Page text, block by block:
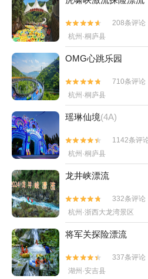


252条评论
杭州·桐庐县
虎啸峡激流探险漂流


208条评论
杭州·桐庐县
OMG心跳乐园


710条评论
杭州·桐庐县
瑶琳仙境(4A)


1142条评论
杭州·桐庐县
龙井峡漂流


332条评论
杭州·浙西大龙湾景区